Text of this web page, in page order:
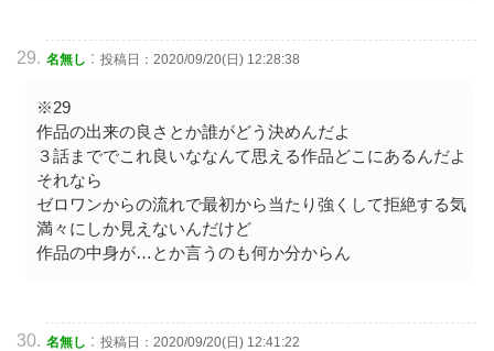
名無し : 投稿日：2020/09/20(日) 12:28:38
※29
作品の出来の良さとか誰がどう決めんだよ
３話まででこれ良いななんて思える作品どこにあるんだよ
それなら
ゼロワンからの流れで最初から当たり強くして拒絶する気
満々にしか見えないんだけど
作品の中身が…とか言うのも何か分からん
名無し : 投稿日：2020/09/20(日) 12:41:22